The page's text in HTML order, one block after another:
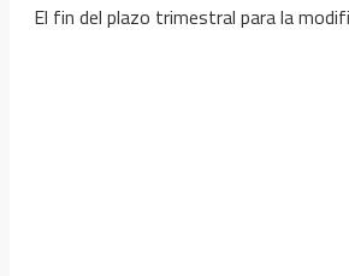
El fin del plazo trimestral para la